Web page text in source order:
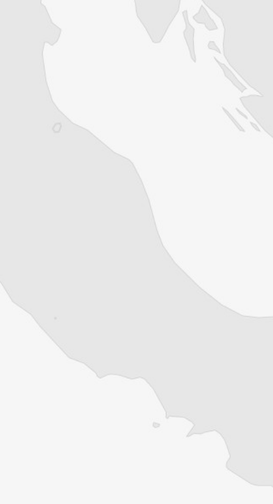
Tous nos articles de Radio Slobodna Evropa